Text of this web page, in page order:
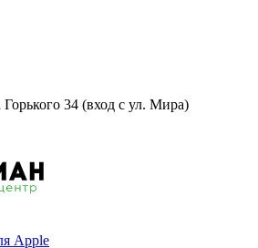
34 (вход с ул. Мира)